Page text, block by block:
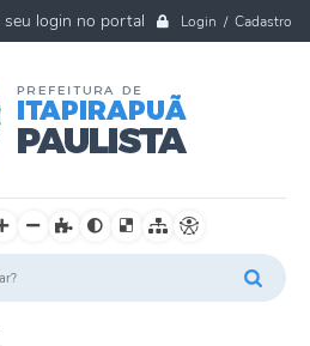
Login / Cadastro